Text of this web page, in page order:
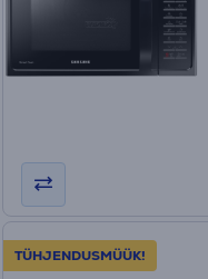
TÜHJENDUSMÜÜK!